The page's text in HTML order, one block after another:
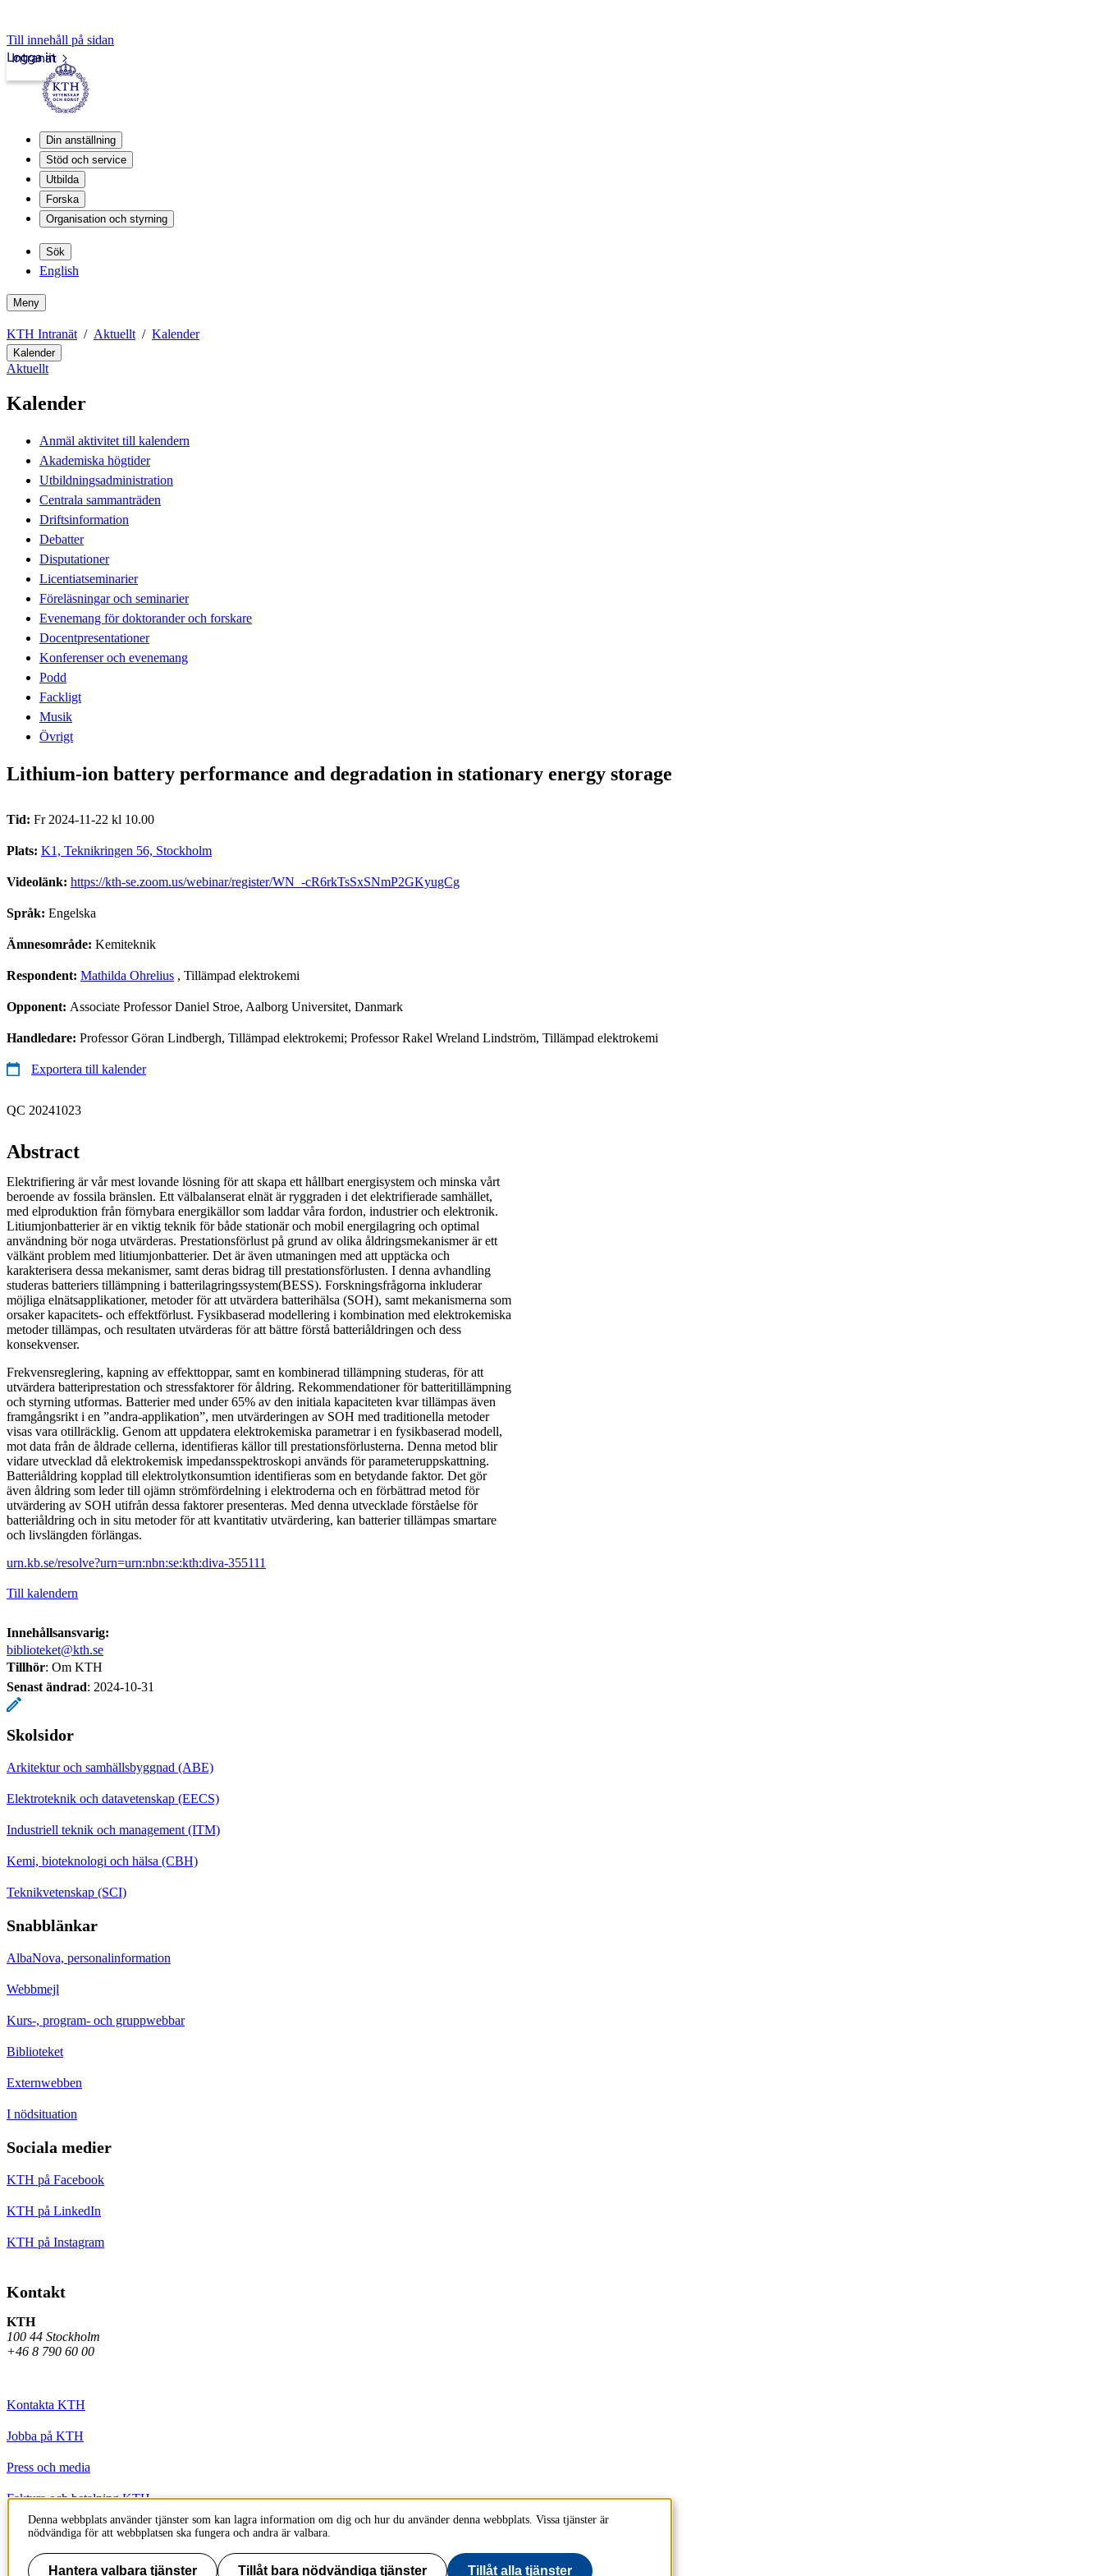
Till innehåll på sidan
Intranät
Logga in
Din anställning
Stöd och service
Utbilda
Forska
Organisation och styrning
Sök
English
Meny
KTH Intranät Aktuellt Kalender
Kalender
Aktuellt
Kalender
Anmäl aktivitet till kalendern
Akademiska högtider
Utbildningsadministration
Centrala sammanträden
Driftsinformation
Debatter
Disputationer
Licentiatseminarier
Föreläsningar och seminarier
Evenemang för doktorander och forskare
Docentpresentationer
Konferenser och evenemang
Podd
Fackligt
Musik
Övrigt
Lithium-ion battery performance and degradation in stationary energy storage
Tid: Fr 2024-11-22 kl 10.00
Plats: K1, Teknikringen 56, Stockholm
Videolänk: https://kth-se.zoom.us/webinar/register/WN_-cR6rkTsSxSNmP2GKyugCg
Språk: Engelska
Ämnesområde: Kemiteknik
Respondent: Mathilda Ohrelius , Tillämpad elektrokemi
Opponent: Associate Professor Daniel Stroe, Aalborg Universitet, Danmark
Handledare: Professor Göran Lindbergh, Tillämpad elektrokemi; Professor Rakel Wreland Lindström, Tillämpad elektrokemi
Exportera till kalender
QC 20241023
Abstract
Elektrifiering är vår mest lovande lösning för att skapa ett hållbart energisystem och minska vårt
beroende av fossila bränslen. Ett välbalanserat elnät är ryggraden i det elektrifierade samhället,
med elproduktion från förnybara energikällor som laddar våra fordon, industrier och elektronik.
Litiumjonbatterier är en viktig teknik för både stationär och mobil energilagring och optimal
användning bör noga utvärderas. Prestationsförlust på grund av olika åldringsmekanismer är ett
välkänt problem med litiumjonbatterier. Det är även utmaningen med att upptäcka och
karakterisera dessa mekanismer, samt deras bidrag till prestationsförlusten. I denna avhandling
studeras batteriers tillämpning i batterilagringssystem(BESS). Forskningsfrågorna inkluderar
möjliga elnätsapplikationer, metoder för att utvärdera batterihälsa (SOH), samt mekanismerna som
orsaker kapacitets- och effektförlust. Fysikbaserad modellering i kombination med elektrokemiska
metoder tillämpas, och resultaten utvärderas för att bättre förstå batteriåldringen och dess
konsekvenser.
Frekvensreglering, kapning av effekttoppar, samt en kombinerad tillämpning studeras, för att
utvärdera batteriprestation och stressfaktorer för åldring. Rekommendationer för batteritillämpning
och styrning utformas. Batterier med under 65% av den initiala kapaciteten kvar tillämpas även
framgångsrikt i en ”andra-applikation”, men utvärderingen av SOH med traditionella metoder
visas vara otillräcklig. Genom att uppdatera elektrokemiska parametrar i en fysikbaserad modell,
mot data från de åldrade cellerna, identifieras källor till prestationsförlusterna. Denna metod blir
vidare utvecklad då elektrokemisk impedansspektroskopi används för parameteruppskattning.
Batteriåldring kopplad till elektrolytkonsumtion identifieras som en betydande faktor. Det gör
även åldring som leder till ojämn strömfördelning i elektroderna och en förbättrad metod för
utvärdering av SOH utifrån dessa faktorer presenteras. Med denna utvecklade förståelse för
batteriåldring och in situ metoder för att kvantitativ utvärdering, kan batterier tillämpas smartare
och livslängden förlängas.
urn.kb.se/resolve?urn=urn:nbn:se:kth:diva-355111
Till kalendern
Innehållsansvarig:
biblioteket@kth.se
Tillhör: Om KTH
Senast ändrad: 2024-10-31
Skolsidor
Arkitektur och samhällsbyggnad (ABE)
Elektroteknik och datavetenskap (EECS)
Industriell teknik och management (ITM)
Kemi, bioteknologi och hälsa (CBH)
Teknikvetenskap (SCI)
Snabblänkar
AlbaNova, personalinformation
Webbmejl
Kurs-, program- och gruppwebbar
Biblioteket
Externwebben
I nödsituation
Sociala medier
KTH på Facebook
KTH på LinkedIn
KTH på Instagram
Kontakt
KTH
100 44 Stockholm
+46 8 790 60 00
Kontakta KTH
Jobba på KTH
Press och media
Faktura och betalning KTH
Om KTH:s webbplatser
Tillgänglighetsredogörelse
Denna webbplats använder tjänster som kan lagra information om dig och hur du använder denna webbplats. Vissa tjänster är
nödvändiga för att webbplatsen ska fungera och andra är valbara.
Hantera valbara tjänster Tillåt bara nödvändiga tjänster Tillåt alla tjänster